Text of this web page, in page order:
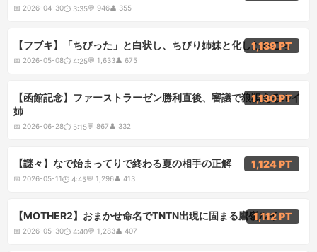
📅 2026-04-30⏱ 3:35💬 946👤 355
4:25
【フブキ】「ちびった」と白状し、ちびり姉妹と化したみこち
📅 2026-05-08⏱ 4:25💬 1,633👤 675
1,139 PT
5:15
【函館記念】ファーストラーゼン勝利直後、審議で狼狽えるルイ
姉
📅 2026-06-28⏱ 5:15💬 867👤 332
1,130 PT
4:45
【謎々】なで始まってりで終わる夏の相手の正解
📅 2026-05-11⏱ 4:45💬 1,296👤 413
1,124 PT
4:40
【MOTHER2】おまかせ命名でTNTN出現に固まる鷹嶺ルイ
📅 2026-05-30⏱ 4:40💬 1,283👤 407
1,112 PT